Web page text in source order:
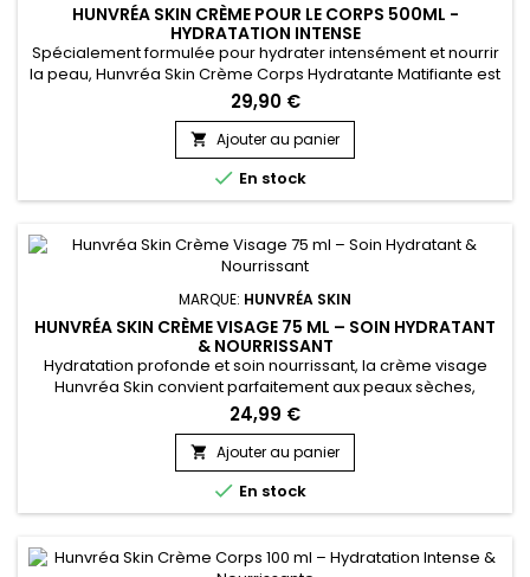
HUNVRÉA SKIN CRÈME POUR LE CORPS 500ML -
HYDRATATION INTENSE
Spécialement formulée pour hydrater intensément et nourrir
la peau, Hunvréa Skin Crème Corps Hydratante Matifiante est
idéale pour retrouver une peau douce, souple et
éclatante.&nbsp; Sa texture onctueuse pénètre rapidement
sans laisser de film gras, tout en renforçant la barrière
cutanée. Parfaite pour tous les types de peaux, cette crème
hydratante pour...
29,90 €
 Ajouter au panier
 En stock
MARQUE: HUNVRÉA SKIN
HUNVRÉA SKIN CRÈME VISAGE 75 ML – SOIN HYDRATANT
& NOURRISSANT
Hydratation profonde et soin nourrissant, la crème visage
Hunvréa Skin convient parfaitement aux peaux sèches,
sensibles ou mixtes. Sa texture légère pénètre rapidement
pour protéger la peau des agressions extérieures tout en
apportant confort et douceur. Enrichie en ingrédients
naturels, elle renforce la barrière cutanée, apaise les
irritations et...
24,99 €
 Ajouter au panier
 En stock